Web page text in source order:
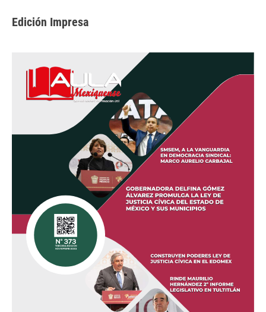
Edición Impresa